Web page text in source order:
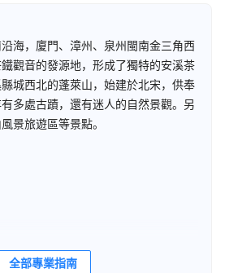
海，廈門、漳州、泉州閩南金三角西
觀音的發源地，形成了獨特的安溪茶
城西北的蓬萊山，始建於北宋，供奉
多處古蹟，還有迷人的自然景觀。另
景旅遊區等景點。
全部專業指南